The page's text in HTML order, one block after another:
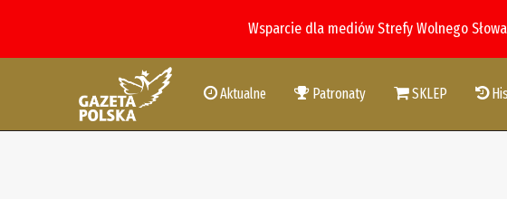
Wsparcie dla mediów Strefy Wolnego
Aktualne Patronaty SKLEP